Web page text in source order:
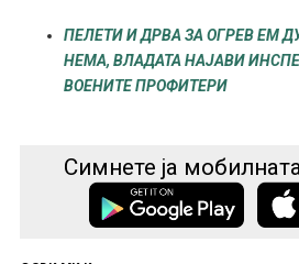
ПЕЛЕТИ И ДРВА ЗА ОГРЕВ ЕМ
НЕМА, ВЛАДАТА НАЈАВИ
ВОЕНИТЕ ПРОФИТЕРИ
Симнете ја